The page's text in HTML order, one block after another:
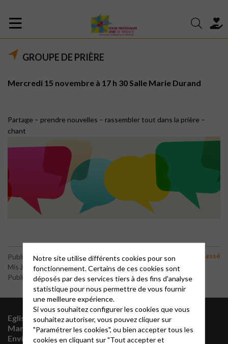
GROUPE DE PRIÈRE
Mercredi 15 novembre à 17 h 30 Salle Marie Durand
Partage – prendre nouvelles – rassembler tout dans la prière –
chant
Publié le 10 novembre 2017
Mis à jour le 7 février 2018
Publié par le webmaster
Non classé
Eglise Protestante Unie
Marly-Le-Roi et
Environs
Vous souhaitez
vous abonner à
Notre site utilise différents cookies pour son
fonctionnement. Certains de ces cookies sont
déposés par des services tiers à des fins d'analyse
statistique pour nous permettre de vous fournir
une meilleure expérience.
Si vous souhaitez configurer les cookies que vous
souhaitez autoriser, vous pouvez cliquer sur
"Paramétrer les cookies", ou bien accepter tous les
cookies en cliquant sur "Tout accepter et